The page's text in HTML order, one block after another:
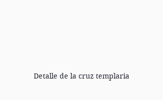
Detalle de la cruz templaria